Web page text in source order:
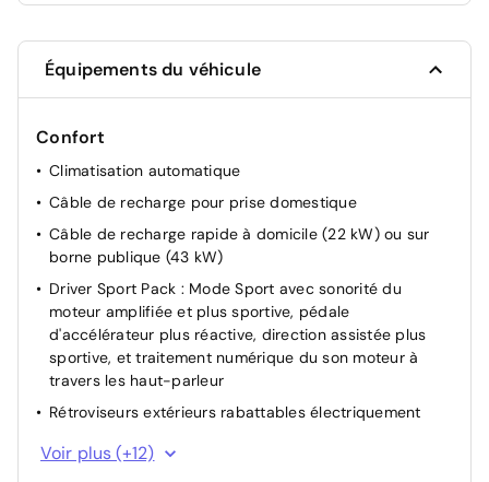
Équipements du véhicule
Confort
Climatisation automatique
Câble de recharge pour prise domestique
Câble de recharge rapide à domicile (22 kW) ou sur
borne publique (43 kW)
Driver Sport Pack : Mode Sport avec sonorité du
moteur amplifiée et plus sportive, pédale
d'accélérateur plus réactive, direction assistée plus
sportive, et traitement numérique du son moteur à
travers les haut-parleur
Rétroviseurs extérieurs rabattables électriquement
Rétroviseurs extérieurs chauffants électriques
Voir plus (+12)